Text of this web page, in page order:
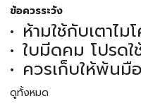
ข้อควรระวัง
ห้ามใช้กับเตาไม
ใบมีดคม โปรดใ
ควรเก็บให้พ้นมื
ดูทั้งหมด